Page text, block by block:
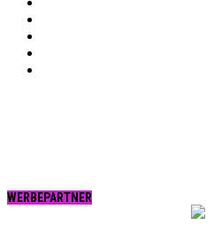
WERBEPARTNER